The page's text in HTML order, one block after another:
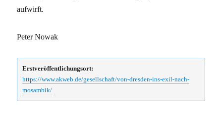
aufwirft.
Peter Nowak
Erstveröffentlichungsort:
https://www.akweb.de/gesellschaft/von-dresden-ins-exil-nach-
mosambik/